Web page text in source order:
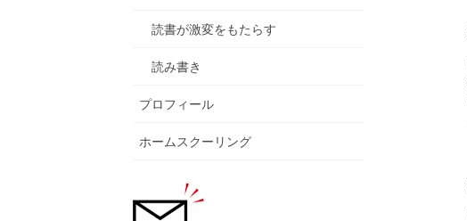
読書が激変をもたらす
読み書き
プロフィール
ホームスクーリング